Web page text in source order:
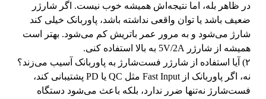
در ظاهر بله، اما نتیجه‌اش همیشه خوب نیست. اگر شارژر
ضعیف باشد یا توان واقعی نداشته باشد، پاوربانک خیلی کند
شارژ می‌شود و به مرور عمر باتریش کم می‌شود. بهتر است
همیشه از شارژر 5V/2A به بالا استفاده کنی.
۲) آیا استفاده از شارژر فست‌شارژ به پاوربانک آسیب می‌زند؟
نه، اگر پاوربانک از Fast Input مثل QC یا PD پشتیبانی کند،
فست‌شارژ نه‌تنها ضرر ندارد، بلکه باعث می‌شود دستگاه